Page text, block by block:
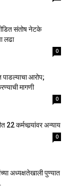
संतोष नेटके
लढा
0
पाडल्याचा आरोप;
मागणी
0
22 कर्मचार्‍यांवर अन्याय
0
अध्यक्षतेखाली पुण्यात